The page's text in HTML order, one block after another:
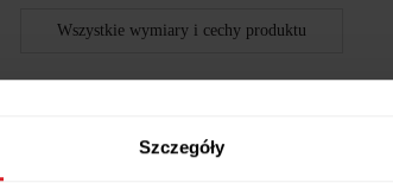
Szczegóły
Wszystkie wymiary i cechy produktu